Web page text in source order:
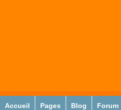
Accueil Pages Blog Forum